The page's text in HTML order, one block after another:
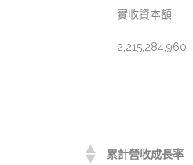
實收資本額
2,215,284,960
累計營收成長率